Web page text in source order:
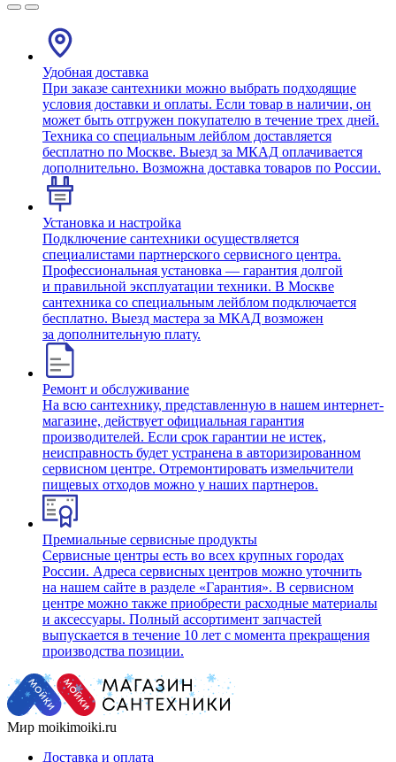
Удобная доставка
При заказе сантехники можно выбрать подходящие
условия доставки и оплаты. Если товар в наличии, он
может быть отгружен покупателю в течение трех дней.
Техника со специальным лейблом доставляется
бесплатно по Москве. Выезд за МКАД оплачивается
дополнительно. Возможна доставка товаров по России.
Установка и настройка
Подключение сантехники осуществляется
специалистами партнерского сервисного центра.
Профессиональная установка — гарантия долгой
и правильной эксплуатации техники. В Москве
сантехника со специальным лейблом подключается
бесплатно. Выезд мастера за МКАД возможен
за дополнительную плату.
Ремонт и обслуживание
На всю сантехнику, представленную в нашем интернет-
магазине, действует официальная гарантия
производителей. Если срок гарантии не истек,
неисправность будет устранена в авторизированном
сервисном центре. Отремонтировать измельчители
пищевых отходов можно у наших партнеров.
Премиальные сервисные продукты
Сервисные центры есть во всех крупных городах
России. Адреса сервисных центров можно уточнить
на нашем сайте в разделе «Гарантия». В сервисном
центре можно также приобрести расходные материалы
и аксессуары. Полный ассортимент запчастей
выпускается в течение 10 лет с момента прекращения
производства позиции.
Мир moikimoiki.ru
Доставка и оплата